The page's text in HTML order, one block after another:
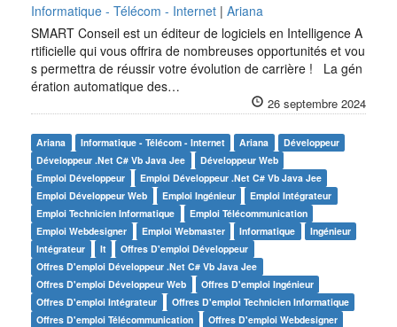
Informatique - Télécom - Internet | Ariana
SMART Conseil est un éditeur de logiciels en Intelligence A
rtificielle qui vous offrira de nombreuses opportunités et vou
s permettra de réussir votre évolution de carrière ! La gén
ération automatique des…
26 septembre 2024
Ariana Informatique - Télécom - Internet Ariana
Développeur
Développeur .net C# Vb Java Jee
Développeur Web
Emploi Développeur
Emploi Développeur .net C# Vb Java Jee
Emploi Développeur Web
Emploi Ingénieur
Emploi Intégrateur
Emploi Technicien Informatique
Emploi Télécommunication
Emploi Webdesigner
Emploi Webmaster Informatique
Ingénieur
Intégrateur
It
Offres D'emploi Développeur
Offres D'emploi Développeur .net C# Vb Java Jee
Offres D'emploi Développeur Web
Offres D'emploi Ingénieur
Offres D'emploi Intégrateur
Offres D'emploi Technicien Informatique
Offres D'emploi Télécommunication
Offres D'emploi Webdesigner